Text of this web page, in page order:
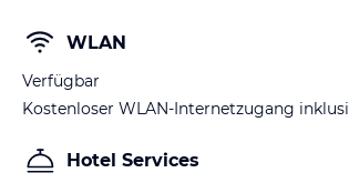
WLAN
Verfügbar
Kostenloser WLAN-Internetzugang
Hotel Services